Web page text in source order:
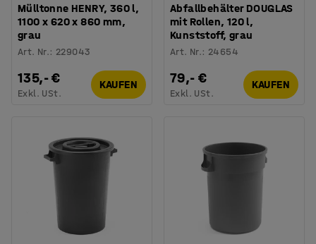
Mülltonne HENRY, 360 l,
1100 x 620 x 860 mm,
grau
Art. Nr.: 229043
135,- €
Exkl. USt.
KAUFEN
Abfallbehälter DOUGLAS
mit Rollen, 120 l,
Kunststoff, grau
Art. Nr.: 24654
79,- €
Exkl. USt.
KAUFEN